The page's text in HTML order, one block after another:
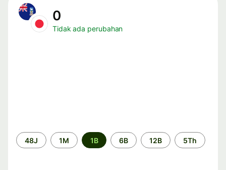
0
Tidak ada perubahan
Periode
waktu
48J 1M 1B 6B 12B 5Th